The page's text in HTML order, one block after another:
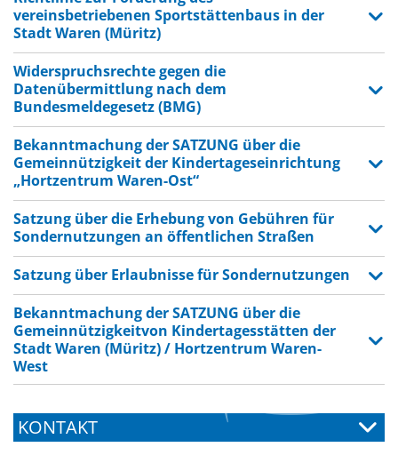
vereinsbetriebenen Sportstättenbaus in der
Stadt Waren (Müritz)
Widerspruchsrechte gegen die
Datenübermittlung nach dem
Bundesmeldegesetz (BMG)
Bekanntmachung der SATZUNG über die
Gemeinnützigkeit der Kindertageseinrichtung
„Hortzentrum Waren-Ost“
Satzung über die Erhebung von Gebühren für
Sondernutzungen an öffentlichen Straßen
Satzung über Erlaubnisse für Sondernutzungen
Bekanntmachung der SATZUNG über die
Gemeinnützigkeitvon Kindertagesstätten der
Stadt Waren (Müritz) / Hortzentrum Waren-
West
KONTAKT